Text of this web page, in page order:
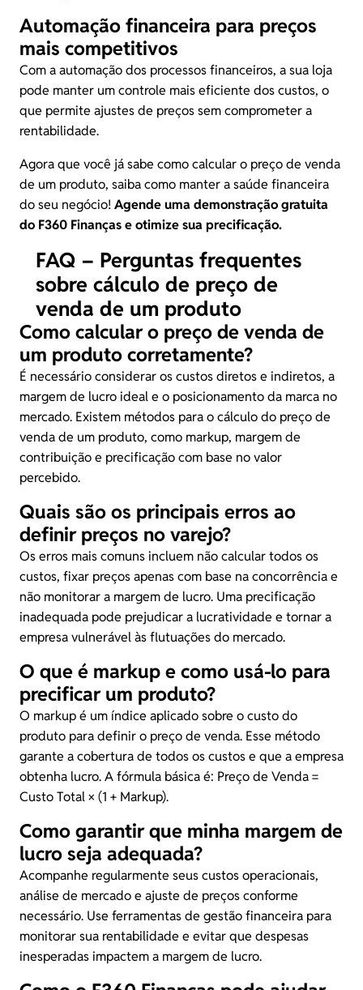
Automação financeira para preços
mais competitivos
Com a automação dos processos financeiros, a sua loja
pode manter um controle mais eficiente dos custos, o
que permite ajustes de preços sem comprometer a
rentabilidade.
Agora que você já sabe como calcular o preço de venda
de um produto, saiba como manter a saúde financeira
do seu negócio!Agende uma demonstração gratuita
do F360 Finanças e otimize sua precificação.
FAQ – Perguntas frequentes
sobre cálculo de preço de
venda de um produto
Como calcular o preço de venda de
um produto corretamente?
É necessário considerar os custos diretos e indiretos, a
margem de lucro ideal e o posicionamento da marca no
mercado. Existem métodos para o cálculo do preço de
venda de um produto, como markup, margem de
contribuição e precificação com base no valor
percebido.
Quais são os principais erros ao
definir preços no varejo?
Os erros mais comuns incluem não calcular todos os
custos, fixar preços apenas com base na concorrência e
não monitorar a margem de lucro. Uma precificação
inadequada pode prejudicar a lucratividade e tornar a
empresa vulnerável às flutuações do mercado.
O que é markup e como usá-lo para
precificar um produto?
O markup é um índice aplicado sobre o custo do
produto para definir o preço de venda. Esse método
garante a cobertura de todos os custos e que a empresa
obtenha lucro. A fórmula básica é: Preço de Venda =
Custo Total × (1 + Markup).
Como garantir que minha margem de
lucro seja adequada?
Acompanhe regularmente seus custos operacionais,
análise de mercado e ajuste de preços conforme
necessário. Use ferramentas de gestão financeira para
monitorar sua rentabilidade e evitar que despesas
inesperadas impactem a margem de lucro.